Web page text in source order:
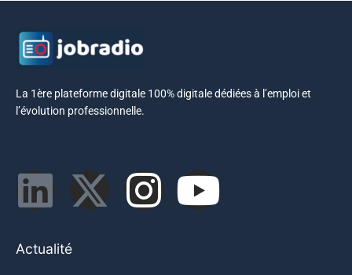
La 1ère plateforme digitale 100% digitale dédiées à l’emploi et
l’évolution professionnelle.
Actualité